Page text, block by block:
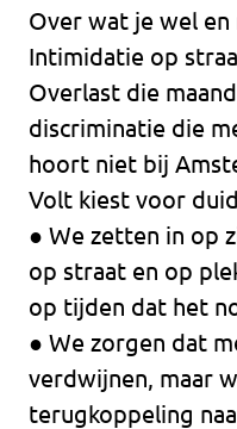
Over wat je wel
Intimidatie op
Overlast die
discriminatie die
hoort niet bij
Volt kiest voor
● We zetten in op
op straat en op
op tijden dat het
● We zorgen dat
verdwijnen, maar
terugkoppeling